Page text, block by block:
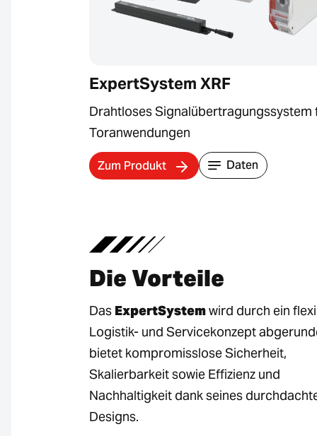
ExpertSystem XRF
Drahtloses Signalübertragungssystem
Toranwendungen
Zum Produkt Daten
Die Vorteile
Das ExpertSystemwird durch ein
Logistik- und Servicekonzept
bietet kompromisslose Sicherheit,
Skalierbarkeit sowie Effizienz und
Nachhaltigkeit dank seines
Designs.